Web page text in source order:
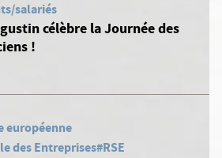
salariés
célèbre la Journée des
!
européenne
des Entreprises#RSE